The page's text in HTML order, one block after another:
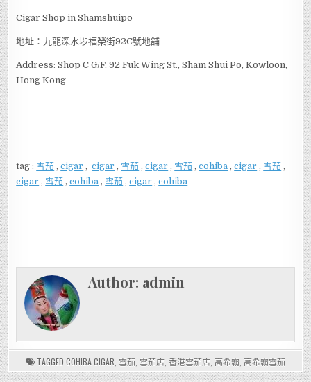
Cigar Shop in Shamshuipo
地址：九龍深水埗福榮街92C號地舖
Address: Shop C G/F, 92 Fuk Wing St., Sham Shui Po, Kowloon,
Hong Kong
tag : 雪茄 ,cigar ,cigar , 雪茄 ,cigar , 雪茄 ,cohiba ,cigar , 雪茄 ,
cigar , 雪茄 ,cohiba , 雪茄 ,cigar ,cohiba
Author: admin
TAGGED COHIBA CIGAR 雪茄, 雪茄店, 香港雪茄店, 高希霸 高希霸雪茄